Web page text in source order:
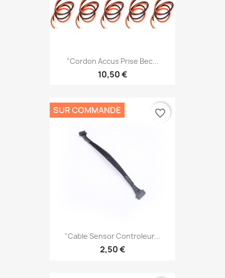
"Cordon Accus Prise Bec...
10,50 €
"Cable Sensor Controleur...
2,50 €
SUR COMMANDE favorite_border